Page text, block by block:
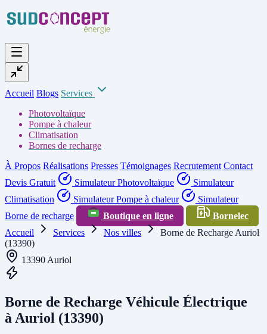
Accueil Blogs Services
Photovoltaïque
Pompe à chaleur
Climatisation
Bornes de recharge
À Propos Réalisations Presses Témoignages Recrutement Contact
Devis Gratuit
Simulateur Photovoltaïque
Simulateur
Climatisation
Simulateur Pompe à chaleur
Simulateur
Borne de recharge
Boutique en ligne
Bornelec
Accueil
Services Nos villes
Borne de Recharge Auriol
(13390)
13390 Auriol
Borne de Recharge Véhicule Électrique
à Auriol (13390)